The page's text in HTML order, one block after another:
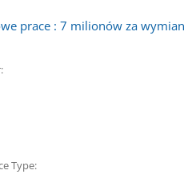
prace : 7 milionów za
Type: